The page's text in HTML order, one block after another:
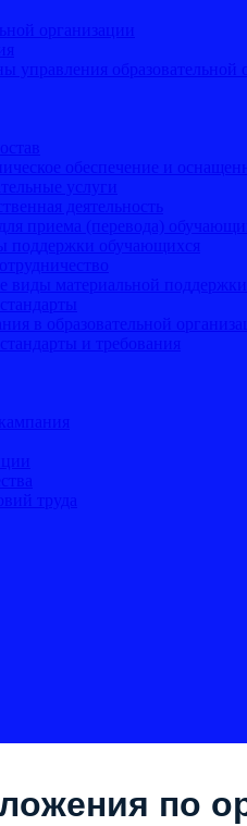
организации
управления образовательной
обеспечение и
услуги
деятельность
приема (перевода)
поддержки обучающихся
виды материальной поддержки
в образовательной
и требования
труда
по